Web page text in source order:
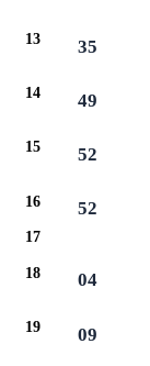
13 35
14 49
15 52
16 52
17
18 04
19 09